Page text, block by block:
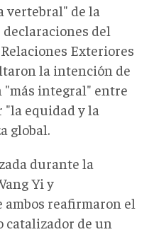
vertebral" de la
declaraciones del
Exteriores
la intención de
integral" entre
"la equidad y la
global.
durante la
Yi y
ambos reafirmaron el
catalizador de un